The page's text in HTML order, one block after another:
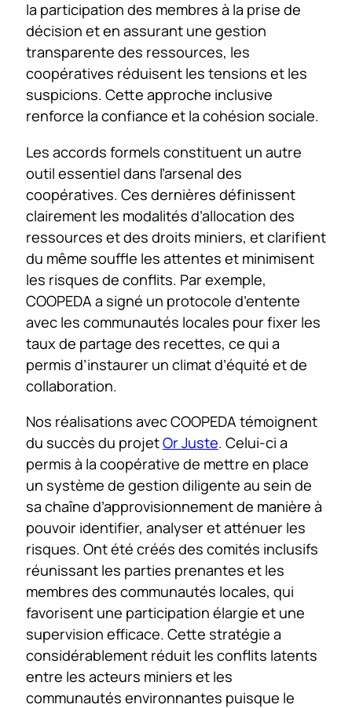
la participation des membres à la prise de
décision et en assurant une gestion
transparente des ressources, les
coopératives réduisent les tensions et les
suspicions. Cette approche inclusive
renforce la confiance et la cohésion sociale.
Les accords formels constituent un autre
outil essentiel dans l’arsenal des
coopératives. Ces dernières définissent
clairement les modalités d’allocation des
ressources et des droits miniers, et clarifient
du même souffle les attentes et minimisent
les risques de conflits. Par exemple,
COOPEDA a signé un protocole d’entente
avec les communautés locales pour fixer les
taux de partage des recettes, ce qui a
permis d’instaurer un climat d’équité et de
collaboration.
Nos réalisations avec COOPEDA témoignent
du succès du projetOr Juste. Celui-ci a
permis à la coopérative de mettre en place
un système de gestion diligente au sein de
sa chaîne d’approvisionnement de manière à
pouvoir identifier, analyser et atténuer les
risques. Ont été créés des comités inclusifs
réunissant les parties prenantes et les
membres des communautés locales, qui
favorisent une participation élargie et une
supervision efficace. Cette stratégie a
considérablement réduit les conflits latents
entre les acteurs miniers et les
communautés environnantes puisque le